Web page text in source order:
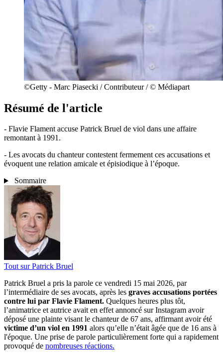
©️Getty - Marc Piasecki / Contributeur / ©️ Médiapart
Résumé de l'article
- Flavie Flament accuse Patrick Bruel de viol dans une affaire
remontant à 1991.
- Les avocats du chanteur contestent fermement ces accusations et
évoquent une relation amicale et épisiodique à l’époque.
Sommaire
Tout surPatrick Bruel
Patrick Bruel a pris la parole ce vendredi 15 mai 2026, par
l’intermédiaire de ses avocats, après les graves accusations portées
contre lui par Flavie Flament. Quelques heures plus tôt,
l’animatrice et autrice avait en effet annoncé sur Instagram avoir
déposé une plainte visant le chanteur de 67 ans, affirmant avoir été
victime d’un viol en 1991 alors qu’elle n’était âgée que de 16 ans à
l'époque. Une prise de parole particulièrement forte qui a rapidement
provoqué de nombreuses réactions.